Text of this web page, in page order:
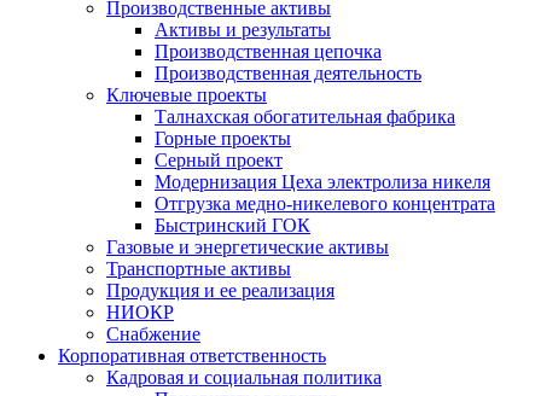
Производственные активы
Активы и результаты
Производственная цепочка
Производственная деятельность
Ключевые проекты
Талнахская обогатительная фабрика
Горные проекты
Серный проект
Модернизация Цеха электролиза никеля
Отгрузка медно-никелевого концентрата
Быстринский ГОК
Газовые и энергетические активы
Транспортные активы
Продукция и ее реализация
НИОКР
Снабжение
Корпоративная ответственность
Кадровая и социальная политика